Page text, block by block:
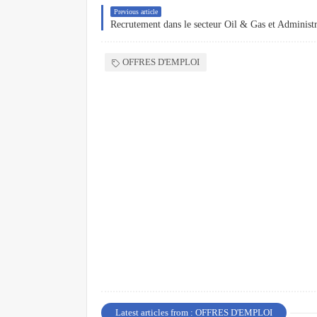
Previous article
OFFRES D'EMPLOI
Latest articles from : OFFRES D'EMPLOI